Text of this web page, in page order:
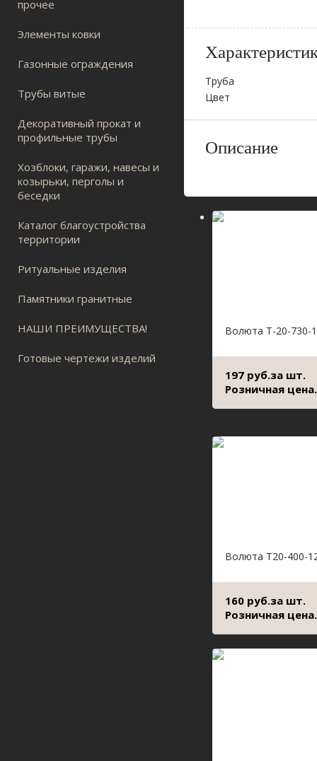
прочее
Элементы ковки
Газонные ограждения
Трубы витые
Декоративный прокат и
профильные трубы
Хозблоки, гаражи, навесы и
козырьки, перголы и
беседки
Каталог благоустройства
территории
Ритуальные изделия
Памятники гранитные
НАШИ ПРЕИМУЩЕСТВА!
Готовые чертежи изделий
Труба
Цвет
Описание
Волюта Т-20-730-
197 руб.за шт.
Розничная цена.
Волюта Т20-400-
160 руб.за шт.
Розничная цена.